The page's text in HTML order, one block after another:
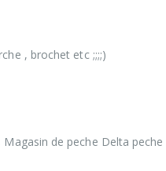
, brochet etc ;;;;)
de peche Delta